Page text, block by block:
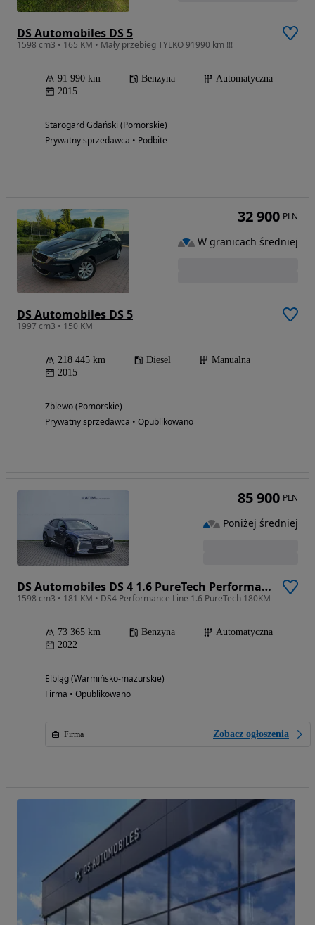
DS Automobiles DS 5
1598 cm3 • 165 KM • Mały przebieg TYLKO 91990 km !!!
91 990 km Benzyna
Automatyczna
2015
Starogard Gdański (Pomorskie)
Prywatny sprzedawca • Podbite
DS Automobiles DS 5
1997 cm3 • 150 KM
218 445 km Diesel
Manualna
2015
Zblewo (Pomorskie)
Prywatny sprzedawca • Opublikowano
32 900 PLN
W granicach średniej
DS Automobiles DS 4 1.6 PureTech Performance Line
1598 cm3 • 181 KM • DS4 Performance Line 1.6 PureTech 180KM
73 365 km Benzyna
Automatyczna
2022
Elbląg (Warmińsko-mazurskie)
Firma • Opublikowano
Firma Zobacz ogłoszenia
85 900 PLN
Poniżej średniej